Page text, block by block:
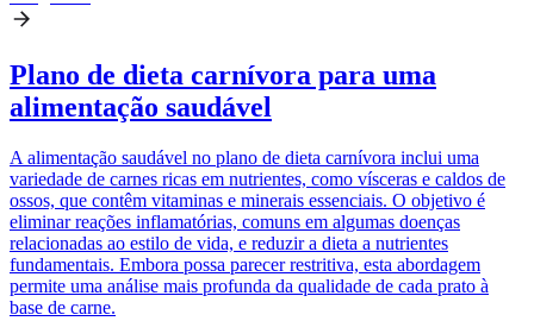
Plano de dieta carnívora para uma
alimentação saudável
A alimentação saudável no plano de dieta carnívora inclui uma
variedade de carnes ricas em nutrientes, como vísceras e caldos de
ossos, que contêm vitaminas e minerais essenciais. O objetivo é
eliminar reações inflamatórias, comuns em algumas doenças
relacionadas ao estilo de vida, e reduzir a dieta a nutrientes
fundamentais. Embora possa parecer restritiva, esta abordagem
permite uma análise mais profunda da qualidade de cada prato à
base de carne.